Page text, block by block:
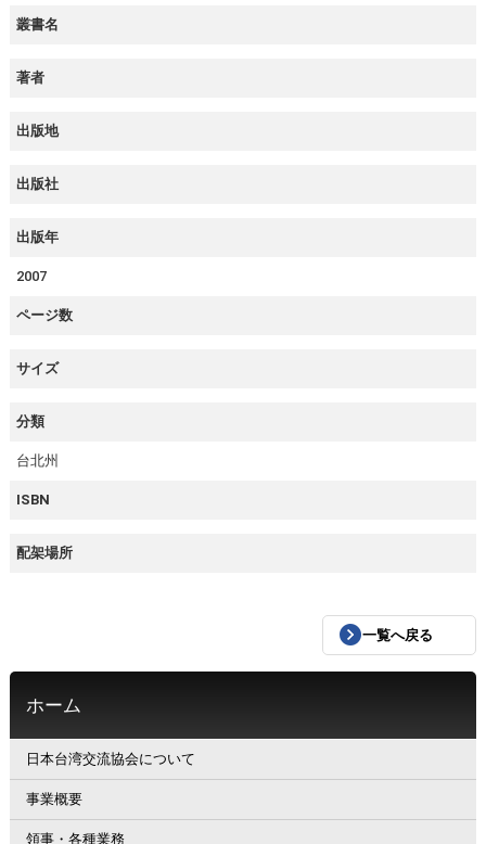
叢書名
著者
出版地
出版社
出版年
2007
ページ数
サイズ
分類
台北州
ISBN
配架場所
一覧へ戻る
ホーム
日本台湾交流協会について
事業概要
領事・各種業務